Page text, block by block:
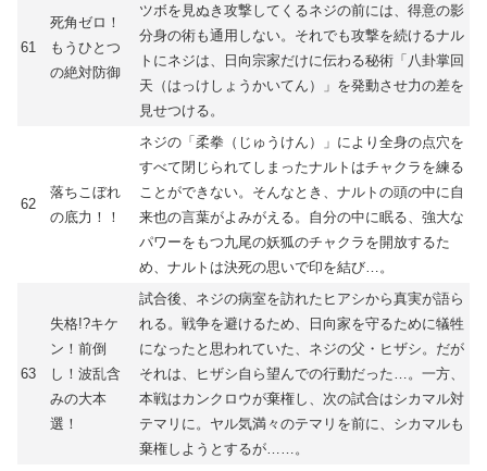
61
死角ゼロ！
もうひとつ
の絶対防御
ツボを見ぬき攻撃してくるネジの前には、得意の影
分身の術も通用しない。それでも攻撃を続けるナル
トにネジは、日向宗家だけに伝わる秘術「八卦掌回
天（はっけしょうかいてん）」を発動させ力の差を
見せつける。
62
落ちこぼれ
の底力！！
ネジの「柔拳（じゅうけん）」により全身の点穴を
すべて閉じられてしまったナルトはチャクラを練る
ことができない。そんなとき、ナルトの頭の中に自
来也の言葉がよみがえる。自分の中に眠る、強大な
パワーをもつ九尾の妖狐のチャクラを開放するた
め、ナルトは決死の思いで印を結び…。
63
失格!?キケ
ン！前倒
し！波乱含
みの大本
選！
試合後、ネジの病室を訪れたヒアシから真実が語ら
れる。戦争を避けるため、日向家を守るために犠牲
になったと思われていた、ネジの父・ヒザシ。だが
それは、ヒザシ自ら望んでの行動だった…。一方、
本戦はカンクロウが棄権し、次の試合はシカマル対
テマリに。ヤル気満々のテマリを前に、シカマルも
棄権しようとするが……。